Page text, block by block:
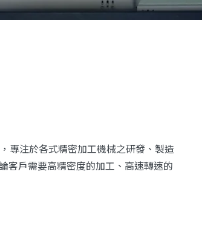
專注於各式精密加工機械之研發、製造
客戶需要高精密度的加工、高速轉速的